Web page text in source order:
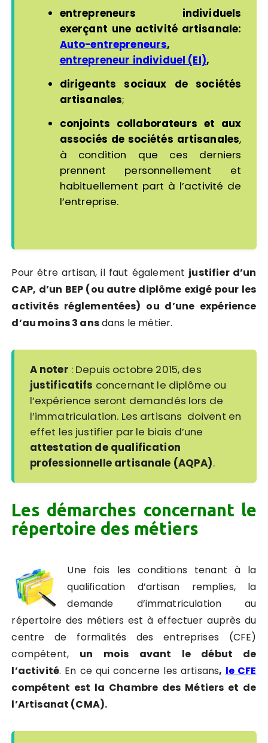
entrepreneurs individuels
exerçant une activité artisanale:
Auto-entrepreneurs,
entrepreneur individuel (EI),
dirigeants sociaux de sociétés
artisanales;
conjoints collaborateurs et aux
associés de sociétés artisanales,
à condition que ces derniers
prennent personnellement et
habituellement part à l’activité de
l’entreprise.
Pour être artisan, il faut également justifier d’un
CAP, d’un BEP (ou autre diplôme exigé pour les
activités réglementées) ou d’une expérience
d’au moins 3 ansdans le métier.
A noter : Depuis octobre 2015, des
justificatifs concernant le diplôme ou
l’expérience seront demandés lors de
l’immatriculation. Les artisans doivent en
effet les justifier par le biais d’une
attestation de qualification
professionnelle artisanale (AQPA).
Les démarches concernant le
répertoire des métiers
Une fois les conditions tenant à la
qualification d’artisan remplies, la
demande d’immatriculation au
répertoire des métiers est à effectuer auprès du
centre de formalités des entreprises (CFE)
compétent, un mois avant le début de
l’activité. En ce qui concerne les artisans, le CFE
compétent est la Chambre des Métiers et de
l’Artisanat (CMA).